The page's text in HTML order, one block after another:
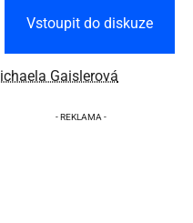
Vstoupit do diskuze
Gaislerová